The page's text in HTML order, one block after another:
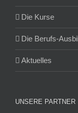
Die Kurse
Die Berufs-
Aktuelles
UNSERE PARTNER